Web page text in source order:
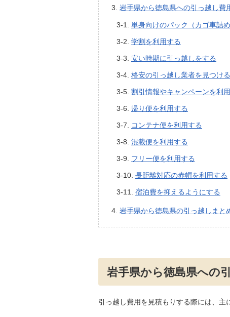
岩手県から徳島県への引っ越し費
単身向けのパック（カゴ車詰
学割を利用する
安い時期に引っ越しをする
格安の引っ越し業者を見つける
割引情報やキャンペーンを利
帰り便を利用する
コンテナ便を利用する
混載便を利用する
フリー便を利用する
長距離対応の赤帽を利用する
宿泊費を抑えるようにする
岩手県から徳島県の引っ越しまと
岩手県から徳島県への
引っ越し費用を見積もりする際には、主